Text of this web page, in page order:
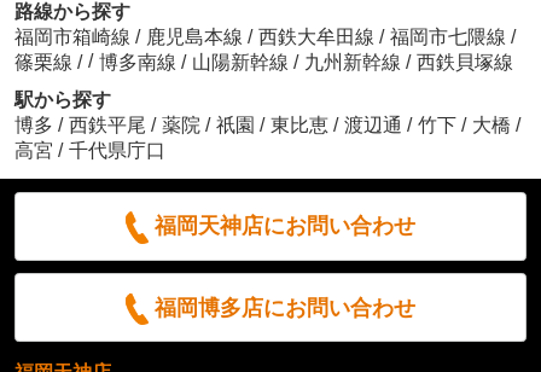
路線から探す
福岡市箱崎線 / 鹿児島本線 / 西鉄大牟田線 / 福岡市七隈線 /
篠栗線 / / 博多南線 / 山陽新幹線 / 九州新幹線 / 西鉄貝塚線
駅から探す
博多 / 西鉄平尾 / 薬院 / 祇園 / 東比恵 / 渡辺通 / 竹下 / 大橋 /
高宮 / 千代県庁口
福岡天神店にお問い合わせ
福岡博多店にお問い合わせ